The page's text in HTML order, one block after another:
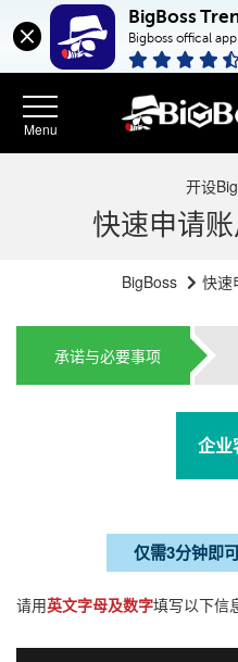
BigBoss
Bigboss offical app
开设
快速申请
BigBoss 快速
承诺与必要事项
企业
仅需3分钟即
请用英文字母及数字填写以下信